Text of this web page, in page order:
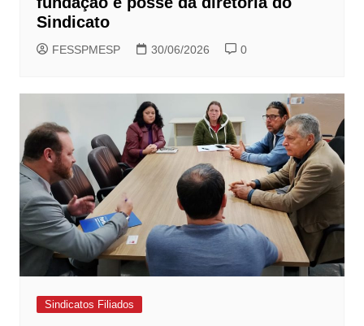
Sindicato
FESSPMESP 30/06/2026 0
Sindicatos Filiados